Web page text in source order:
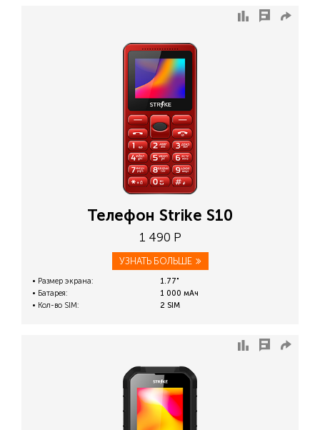
Телефон Strike S10
1 490 Р
УЗНАТЬ БОЛЬШЕ
Размер экрана:
1.77"
Батарея:
1 000 мАч
Кол-во SIM:
2 SIM